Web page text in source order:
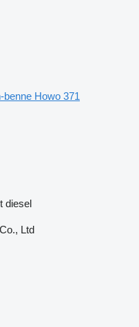
benne Howo 371
diesel
Ltd